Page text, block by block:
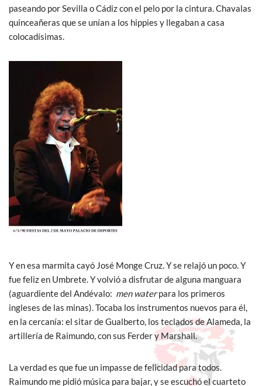
paseando por Sevilla o Cádiz con el pelo por la cintura. Chavalas
quinceañeras que se unían a los hippies y llegaban a casa
colocadísimas.
Y en esa marmita cayó José Monge Cruz. Y se relajó un poco. Y
fue feliz en Umbrete. Y volvió a disfrutar de alguna manguara
(aguardiente del Andévalo: men waterpara los primeros
ingleses de las minas). Tocaba los instrumentos nuevos para él,
en la cercanía: el sitar de Gualberto, los teclados de Alameda, la
artillería de Raimundo, con sus Ferder y Marshall.
La verdad es que fue un impasse de felicidad para todos.
Raimundo me pidió música para bajar, y se escuchó el cuarteto